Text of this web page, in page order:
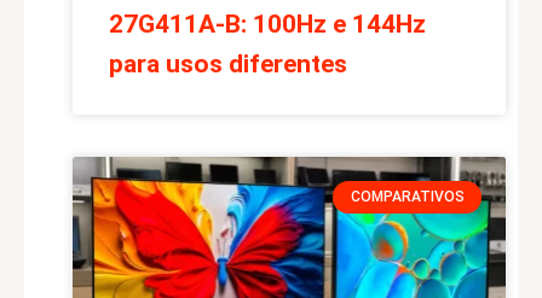
27G411A-B: 100Hz e 144Hz
para usos diferentes
COMPARATIVOS